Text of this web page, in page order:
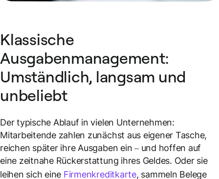
Klassische
Ausgabenmanagement:
Umständlich, langsam und
unbeliebt
Der typische Ablauf in vielen Unternehmen:
Mitarbeitende zahlen zunächst aus eigener Tasche,
reichen später ihre Ausgaben ein – und hoffen auf
eine zeitnahe Rückerstattung ihres Geldes. Oder sie
leihen sich eine Firmenkreditkarte, sammeln Belege